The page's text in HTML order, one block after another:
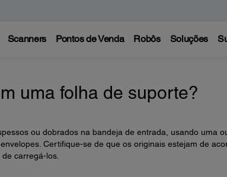
Scanners Pontos de Venda Robôs Soluções
uma folha de suporte?
ou dobrados na bandeja de entrada, usando uma
Certifique-se de que os originais estejam de
carregá-los.